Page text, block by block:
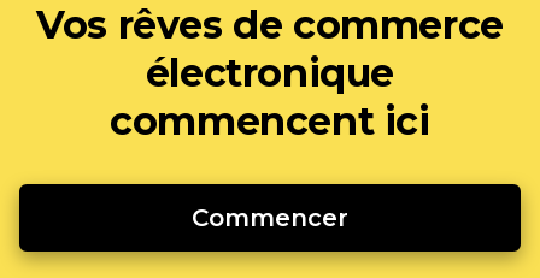
Vos rêves de commerce
électronique
commencent ici
Commencer